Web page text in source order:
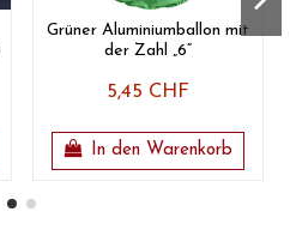
Grüner Aluminiumballon mit
der Zahl „6“
5,45 CHF
In den Warenkorb